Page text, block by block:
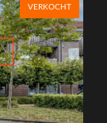
VERKOCHT